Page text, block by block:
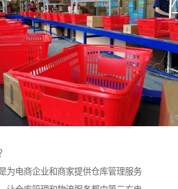
为电商企业和商家提供仓库管理服务